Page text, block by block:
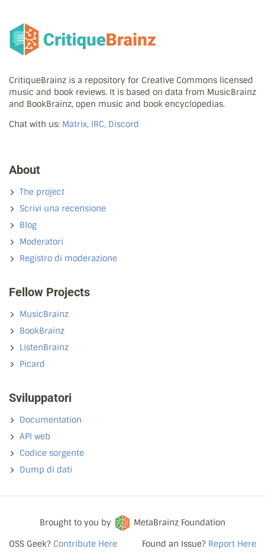
CritiqueBrainz is a repository for Creative Commons licensed
music and book reviews. It is based on data from MusicBrainz
and BookBrainz, open music and book encyclopedias.
Chat with us: Matrix, IRC, Discord
About
The project
Scrivi una recensione
Blog
Moderatori
Registro di moderazione
Fellow Projects
MusicBrainz
BookBrainz
ListenBrainz
Picard
Sviluppatori
Documentation
API web
Codice sorgente
Dump di dati
OSS Geek? Contribute Here
Brought to you by
MetaBrainz Foundation
Found an Issue? Report Here